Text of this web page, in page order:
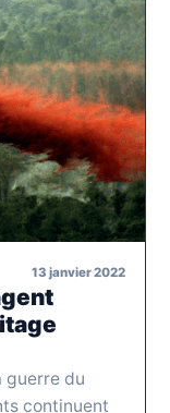
13 janvier 2022
guerre du
continuent